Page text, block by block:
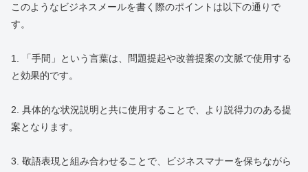
このようなビジネスメールを書く際のポイントは以下の通りで
す。
1. 「手間」という言葉は、問題提起や改善提案の文脈で使用する
と効果的です。
2. 具体的な状況説明と共に使用することで、より説得力のある提
案となります。
3. 敬語表現と組み合わせることで、ビジネスマナーを保ちながら